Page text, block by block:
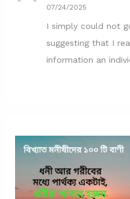
07/24/2025
I simply could not
suggesting that I
information an